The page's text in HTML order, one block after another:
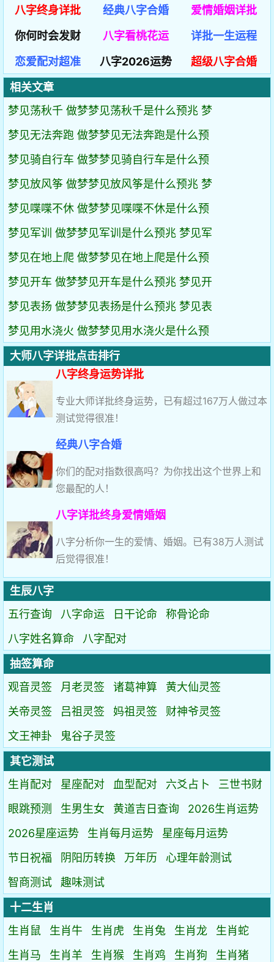
八字终身详批
经典八字合婚
爱情婚姻详批
你何时会发财
八字看桃花运
详批一生运程
恋爱配对超准
八字2026运势
超级八字合婚
相关文章
梦见荡秋千 做梦梦见荡秋千是什么预兆 梦
梦见无法奔跑 做梦梦见无法奔跑是什么预
梦见骑自行车 做梦梦见骑自行车是什么预
梦见放风筝 做梦梦见放风筝是什么预兆 梦
梦见喋喋不休 做梦梦见喋喋不休是什么预
梦见军训 做梦梦见军训是什么预兆 梦见军
梦见在地上爬 做梦梦见在地上爬是什么预
梦见开车 做梦梦见开车是什么预兆 梦见开
梦见表扬 做梦梦见表扬是什么预兆 梦见表
梦见用水浇火 做梦梦见用水浇火是什么预
大师八字详批点击排行
八字终身运势详批
专业大师详批终身运势，已有超过167万人做过本
测试觉得很准！
经典八字合婚
你们的配对指数很高吗？为你找出这个世界上和
您最配的人！
八字详批终身爱情婚姻
八字分析你一生的爱情、婚姻。已有38万人测试
后觉得很准！
生辰八字
五行查询
八字命运 日干论命
称骨论命
八字姓名算命
八字配对
抽签算命
观音灵签
月老灵签 诸葛神算
黄大仙灵签
关帝灵签
吕祖灵签 妈祖灵签
财神爷灵签
文王神卦
鬼谷子灵签
其它测试
生肖配对
星座配对 血型配对 六爻占卜
三世书财
眼跳预测
生男生女 黄道吉日查询
2026生肖运势
2026星座运势
生肖每月运势
星座每月运势
节日祝福
阴阳历转换 万年历
心理年龄测试
智商测试
趣味测试
十二生肖
生肖鼠
生肖牛 生肖虎 生肖兔 生肖龙
生肖蛇
生肖马
生肖羊 生肖猴 生肖鸡 生肖狗 生肖猪